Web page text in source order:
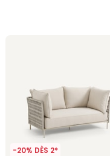
-20% DÈS 2*